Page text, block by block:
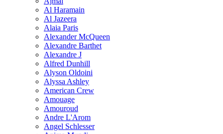
Al Haramain
Al Jazeera
Alaia Paris
Alexander McQueen
Alexandre Barthet
Alexandre J
Alfred Dunhill
Alyson Oldoini
Alyssa Ashley
American Crew
Amouage
Amouroud
Andre L'Arom
Angel Schlesser